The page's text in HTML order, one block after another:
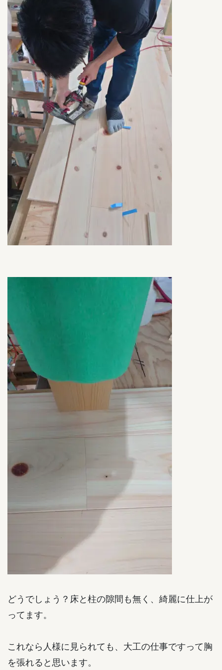
どうでしょう？床と柱の隙間も無く、綺麗に仕上が
ってます。
これなら人様に見られても、大工の仕事ですって胸
を張れると思います。